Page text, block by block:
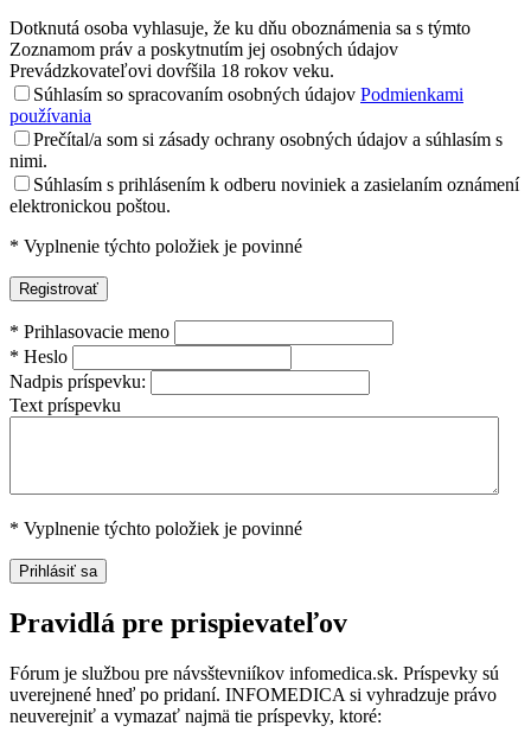
Dotknutá osoba vyhlasuje, že ku dňu oboznámenia sa s týmto
Zoznamom práv a poskytnutím jej osobných údajov
Prevádzkovateľovi dovŕšila 18 rokov veku.
Súhlasím so spracovaním osobných údajov Podmienkami
používania
Prečítal/a som si zásady ochrany osobných údajov a súhlasím s
nimi.
Súhlasím s prihlásením k odberu noviniek a zasielaním oznámení
elektronickou poštou.
* Vyplnenie týchto položiek je povinné
* Prihlasovacie meno
* Heslo
Nadpis príspevku:
Text príspevku
* Vyplnenie týchto položiek je povinné
Pravidlá pre prispievateľov
Fórum je službou pre návsštevniíkov infomedica.sk. Príspevky sú
uverejnené hneď po pridaní. INFOMEDICA si vyhradzuje právo
neuverejniť a vymazať najmä tie príspevky, ktoré: